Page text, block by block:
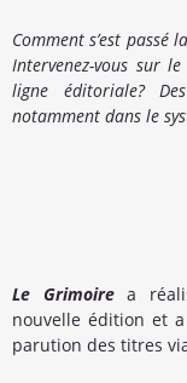
Comment s’est
Intervenez-vous sur
ligne éditoriale?
notamment dans le
Le Grimoirea
nouvelle édition et
parution des titres